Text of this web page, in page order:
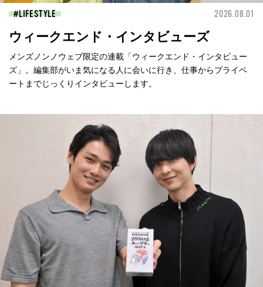
LIFESTYLE 2026.08.01
ウィークエンド・インタビューズ
メンズノンノウェブ限定の連載「ウィークエンド・インタビュー
ズ」。編集部がいま気になる人に会いに行き、仕事からプライベ
ートまでじっくりインタビューします。